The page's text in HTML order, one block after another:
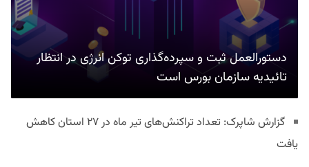
دستورالعمل ثبت و سپرده‌گذاری توکن انرژی در انتظار
تائیدیه سازمان بورس است
گزارش شاپرک: تعداد تراکنش‌های تیر ماه در ۲۷ استان‌ کاهش
یافت